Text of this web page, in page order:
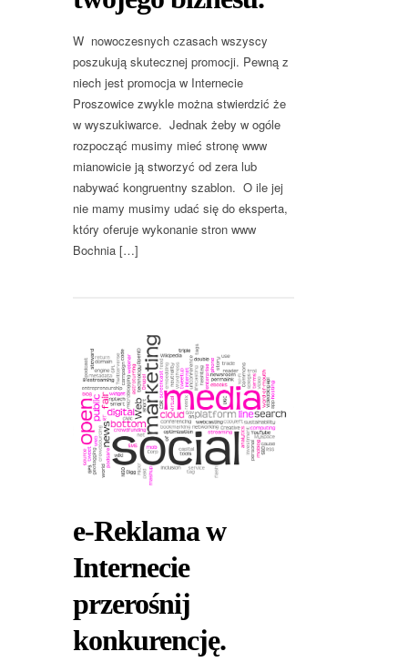
W nowoczesnych czasach wszyscy
poszukują skutecznej promocji. Pewną z
niech jest promocja w Internecie
Proszowice zwykle można stwierdzić że
w wyszukiwarce. Jednak żeby w ogóle
rozpocząć musimy mieć stronę www
mianowicie ją stworzyć od zera lub
nabywać kongruentny szablon. O ile jej
nie mamy musimy udać się do eksperta,
który oferuje wykonanie stron www
Bochnia […]
e-Reklama w
Internecie
przerośnij
konkurencję.